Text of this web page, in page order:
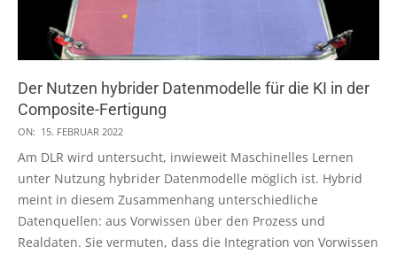
Der Nutzen hybrider Datenmodelle für die KI in der
Composite-Fertigung
2022-
02-
15
ON: 15. FEBRUAR 2022
Am DLR wird untersucht, inwieweit Maschinelles Lernen
unter Nutzung hybrider Datenmodelle möglich ist. Hybrid
meint in diesem Zusammenhang unterschiedliche
Datenquellen: aus Vorwissen über den Prozess und
Realdaten. Sie vermuten, dass die Integration von Vorwissen